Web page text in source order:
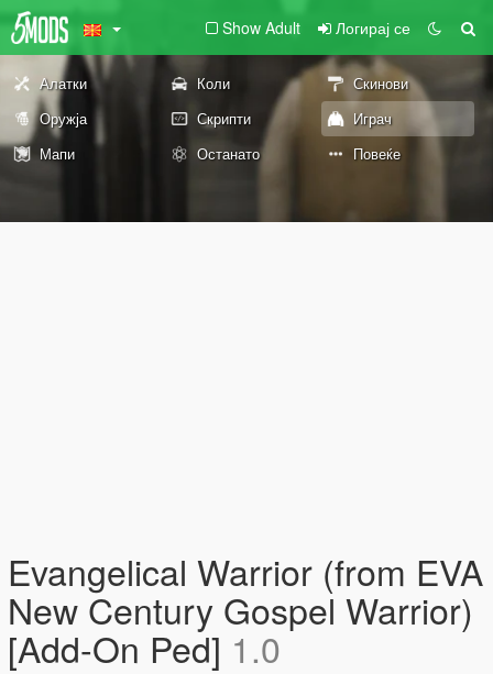
Show Adult Логирај се
Алатки Коли
Скинови
Оружја
Скрипти
Играч
Мапи
Останато Повеќе
Evangelical Warrior (from EVA
New Century Gospel Warrior)
[Add-On Ped] 1.0